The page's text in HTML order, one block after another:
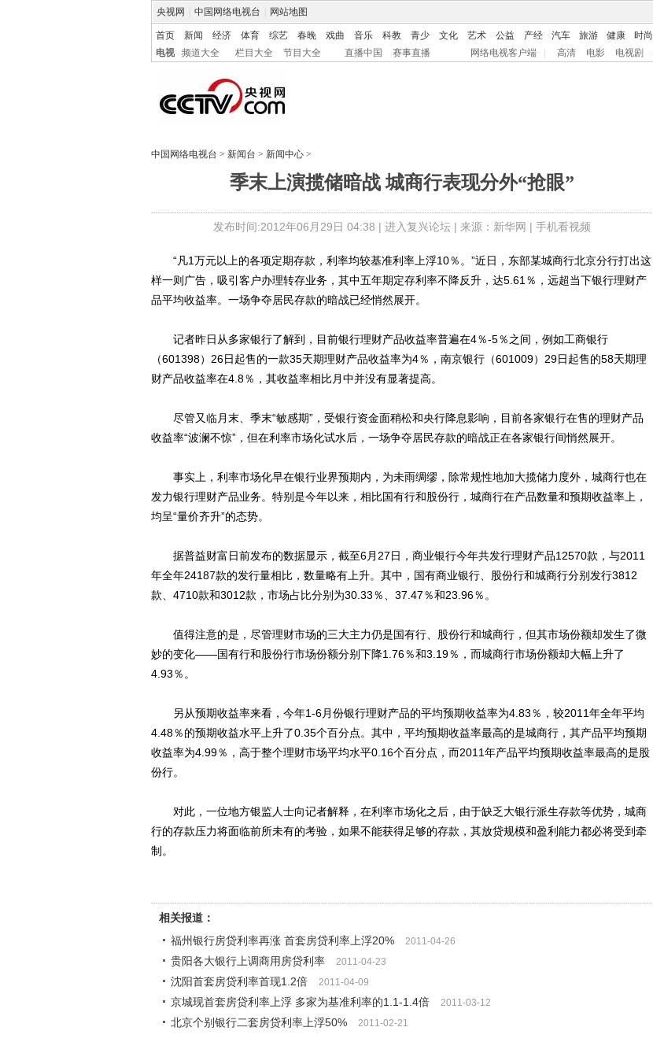
央视网 中国网络电视台 网站地图
首页 新闻 经济 体育 综艺 春晚 戏曲 音乐 科教 青少 文化 艺术 公益 产经 汽车 旅游 健康 时尚
电视
频道大全 栏目大全 节目大全 直播中国 赛事直播 网络电视客户端 高清 电影 电视剧
中国网络电视台 > 新闻台 > 新闻中心 >
季末上演揽储暗战 城商行表现分外“抢眼”
发布时间:2012年06月29日 04:38 | 进入复兴论坛| 来源：新华网 | 手机看视频
“凡1万元以上的各项定期存款，利率均较基准利率上浮10％。”近日，东部某城商行北京分行打出这
样一则广告，吸引客户办理转存业务，其中五年期定存利率不降反升，达5.61％，远超当下银行理财产
品平均收益率。一场争夺居民存款的暗战已经悄然展开。
记者昨日从多家银行了解到，目前银行理财产品收益率普遍在4％-5％之间，例如工商银行
（601398）26日起售的一款35天期理财产品收益率为4％，南京银行（601009）29日起售的58天期理
财产品收益率在4.8％，其收益率相比月中并没有显著提高。
尽管又临月末、季末“敏感期”，受银行资金面稍松和央行降息影响，目前各家银行在售的理财产品
收益率“波澜不惊”，但在利率市场化试水后，一场争夺居民存款的暗战正在各家银行间悄然展开。
事实上，利率市场化早在银行业界预期内，为未雨绸缪，除常规性地加大揽储力度外，城商行也在
发力银行理财产品业务。特别是今年以来，相比国有行和股份行，城商行在产品数量和预期收益率上，
均呈“量价齐升”的态势。
据普益财富日前发布的数据显示，截至6月27日，商业银行今年共发行理财产品12570款，与2011
年全年24187款的发行量相比，数量略有上升。其中，国有商业银行、股份行和城商行分别发行3812
款、4710款和3012款，市场占比分别为30.33％、37.47％和23.96％。
值得注意的是，尽管理财市场的三大主力仍是国有行、股份行和城商行，但其市场份额却发生了微
妙的变化――国有行和股份行市场份额分别下降1.76％和3.19％，而城商行市场份额却大幅上升了
4.93％。
另从预期收益率来看，今年1-6月份银行理财产品的平均预期收益率为4.83％，较2011年全年平均
4.48％的预期收益水平上升了0.35个百分点。其中，平均预期收益率最高的是城商行，其产品平均预期
收益率为4.99％，高于整个理财市场平均水平0.16个百分点，而2011年产品平均预期收益率最高的是股
份行。
对此，一位地方银监人士向记者解释，在利率市场化之后，由于缺乏大银行派生存款等优势，城商
行的存款压力将面临前所未有的考验，如果不能获得足够的存款，其放贷规模和盈利能力都必将受到牵
制。
相关报道：
福州银行房贷利率再涨 首套房贷利率上浮20%
2011-04-26
贵阳各大银行上调商用房贷利率 2011-04-23
沈阳首套房贷利率首现1.2倍 2011-04-09
京城现首套房贷利率上浮 多家为基准利率的1.1-1.4倍 2011-03-12
北京个别银行二套房贷利率上浮50% 2011-02-21